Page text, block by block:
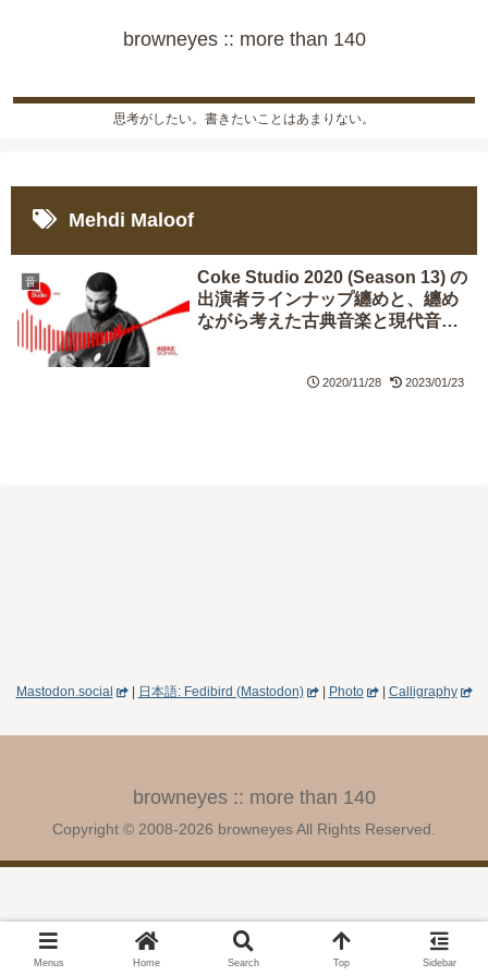
browneyes :: more than 140
思考がしたい。書きたいことはあまりない。
Mehdi Maloof
音
Coke Studio 2020 (Season 13) の
出演者ラインナップ纏めと、纏め
ながら考えた古典音楽と現代音楽
2020/11/28 2023/01/23
Mastodon.social | 日本語: Fedibird (Mastodon) | Photo | Calligraphy
browneyes :: more than 140
Copyright © 2008-2026 browneyes All Rights Reserved.
Menus Home Search Top Sidebar